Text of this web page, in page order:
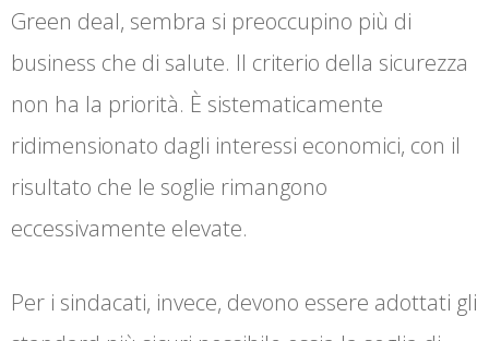
Green deal, sembra si preoccupino più di
business che di salute. Il criterio della sicurezza
non ha la priorità. È sistematicamente
ridimensionato dagli interessi economici, con il
risultato che le soglie rimangono
eccessivamente elevate.
Per i sindacati, invece, devono essere adottati gli